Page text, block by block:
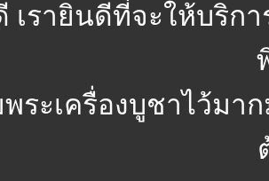
เรายินดีที่จะให้บริก
พระเครื่องบูชาไว้ม